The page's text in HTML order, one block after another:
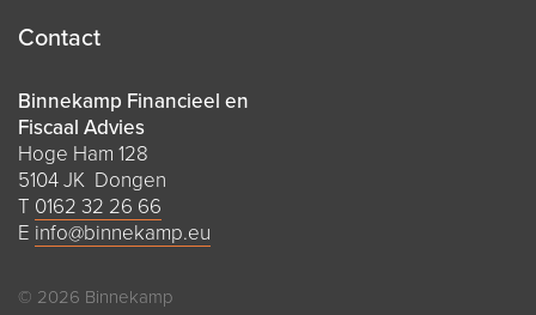
Contact
Binnekamp Financieel en
Fiscaal Advies
Hoge Ham 128
5104 JK Dongen
T 0162 32 26 66
E info@binnekamp.eu
© 2026 Binnekamp